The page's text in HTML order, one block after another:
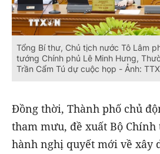
Tổng Bí thư, Chủ tịch nước Tô Lâm
tướng Chính phủ Lê Minh Hưng,
Trần Cẩm Tú dự cuộc họp - Ảnh:
Đồng thời, Thành phố chủ
tham mưu, đề xuất Bộ
hành nghị quyết mới về xây